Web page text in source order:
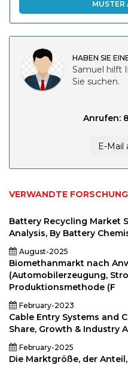
MUSTER
HABEN SIE
Samuel hilft
Sie suchen.
Anrufen:
E-Mail
VERWANDTE FORSCHUNG
Battery Recycling Market
Analysis, By Battery
August-2025
Biomethanmarkt nach
(Automobilerzeugung,
Produktionsmethode (F
February-2023
Cable Entry Systems and
Share, Growth & Industry
February-2025
Die Marktgröße, der